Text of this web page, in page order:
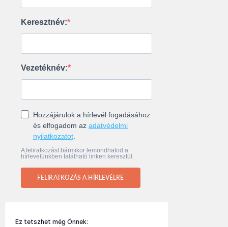
Keresztnév:
Vezetéknév:
Hozzájárulok a hírlevél fogadásához
és elfogadom az adatvédelmi
nyilatkozatot
A feliratkozást bármikor lemondhatod a
hírlevelünkben található linken keresztül.
FELIRATKOZÁS A HÍRLEVÉLRE
Ez tetszhet még Önnek: